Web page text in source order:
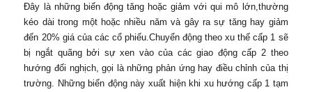
Đây là những biến động tăng hoặc giảm với qui mô lớn,thường
kéo dài trong một hoặc nhiều năm và gây ra sự tăng hay giảm
đến 20% giá của các cổ phiếu.Chuyển động theo xu thế cấp 1 sẽ
bị ngắt quãng bởi sự xen vào của các giao động cấp 2 theo
hướng đối nghịch, gọi là những phản ứng hay điều chỉnh của thị
trường. Những biến động này xuất hiện khi xu hướng cấp 1 tạm